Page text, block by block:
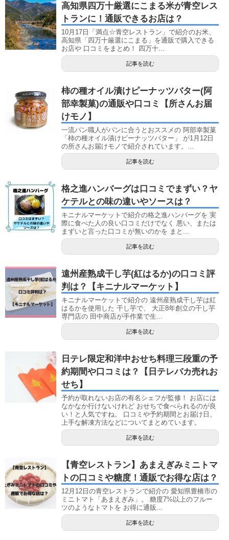
高知県四万十厳選にこまる米が青空レス
トランに！通販できるお店は？
10月17日「満点☆青空レストラン」で紹介のお米、
高知県「四万十厳選にこまる」を通販で購入できる
お店や 口コミをまとめ！ 四万十...
記事を読む
柿の種オイル漬けピーナッツバター(阿
部幸製菓)の通販や口コミ【所さんお届
けモノ】
一流パン職人がパンに合うとおススメの 阿部幸製菓
「柿の種オイル漬けピーナッツバター」 が1月12日
の所さんお届けモノで紹介されています。...
記事を読む
格之進ハンバーグは口コミでまずい？ヤ
ケテルとの味の違いやソースは？
キニナルマーケットで紹介の格之進ハンバーグを 実
際に食べた人の良い口コミだけでなく 悪い、または
まずいと言った口コミが無いのかを まと...
記事を読む
遠州産熟成干し芋(紅はるか)の口コミ評
判は？【キニナルマーケット】
キニナルマーケットで紹介の 遠州産熟成干し芋は紅
はるかを使用した 干し芋で、 大正8年創立の干し芋
専門店の 田中商店が手作業で生...
記事を読む
日テレ限定和洋中おせち料理三段重の予
約期間や口コミは？【日テレバカ売れお
せち】
予約が取れないお店の有名シェフが監修！ お店には
なかなか行けないけれど おせちで食べられるのが良
い！と人気ですね。 口コミや予約期間とお届け日、
上手な解凍方法などについてまとめています。
記事を読む
【青空レストラン】あまえぎみミニトマ
トの口コミや糖度！通販でお得な店は？
12月12日の青空レストランで紹介の 愛知県豊橋市の
ミニトマト「あまえぎみ」。 糖度7%以上のフルー
ツのようなトマトを お得に通販...
記事を読む